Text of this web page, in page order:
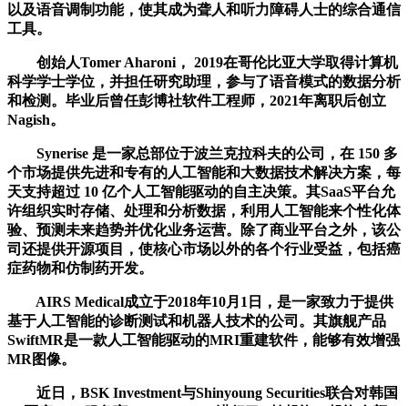
以及语音调制功能，使其成为聋人和听力障碍人士的综合通信
工具。
创始人Tomer Aharoni， 2019在哥伦比亚大学取得计算机
科学学士学位，并担任研究助理，参与了语音模式的数据分析
和检测。毕业后曾任彭博社软件工程师，2021年离职后创立
Nagish。
Synerise 是一家总部位于波兰克拉科夫的公司，在 150 多
个市场提供先进和专有的人工智能和大数据技术解决方案，每
天支持超过 10 亿个人工智能驱动的自主决策。其SaaS平台允
许组织实时存储、处理和分析数据，利用人工智能来个性化体
验、预测未来趋势并优化业务运营。除了商业平台之外，该公
司还提供开源项目，使核心市场以外的各个行业受益，包括癌
症药物和仿制药开发。
AIRS Medical成立于2018年10月1日，是一家致力于提供
基于人工智能的诊断测试和机器人技术的公司。其旗舰产品
SwiftMR是一款人工智能驱动的MRI重建软件，能够有效增强
MR图像。
近日，BSK Investment与Shinyoung Securities联合对韩国